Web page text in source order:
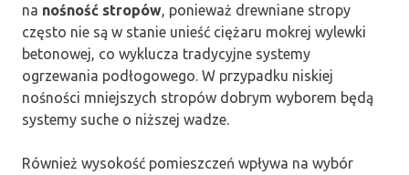
na nośność stropów, ponieważ drewniane stropy
często nie są w stanie unieść ciężaru mokrej wylewki
betonowej, co wyklucza tradycyjne systemy
ogrzewania podłogowego. W przypadku niskiej
nośności mniejszych stropów dobrym wyborem będą
systemy suche o niższej wadze.
Również wysokość pomieszczeń wpływa na wybór